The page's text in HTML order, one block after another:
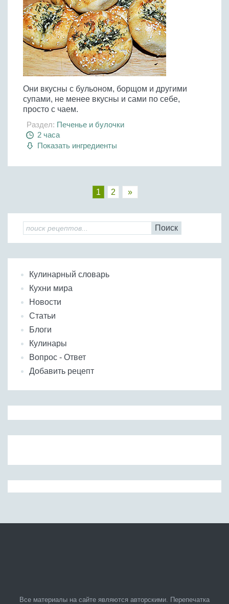
Они вкусны с бульоном, борщом и другими
супами, не менее вкусны и сами по себе,
просто с чаем.
Раздел: Печенье и булочки
2 часа
Показать ингредиенты
1 2 »
Поиск
Кулинарный словарь
Кухни мира
Новости
Статьи
Блоги
Кулинары
Вопрос - Ответ
Добавить рецепт
Все материалы на сайте являются авторскими. Перепечатка